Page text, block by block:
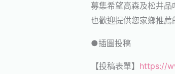
募集希望高森及松井品
也歡迎提供您家鄉推薦
●插圖投稿
【投稿表單】 https://